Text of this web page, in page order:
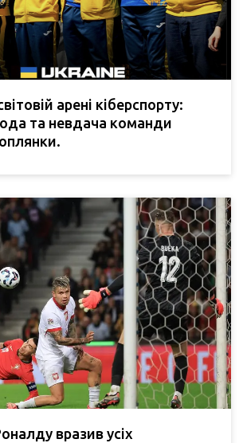
арені кіберспорту:
та невдача команди
вразив усіх